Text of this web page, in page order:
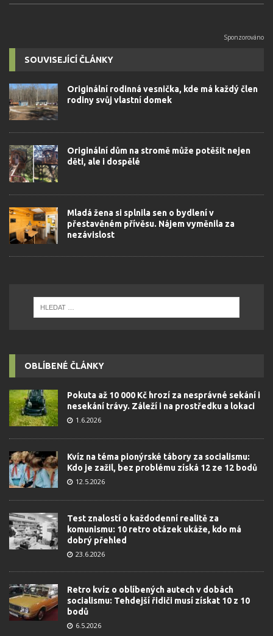
SOUVISEJÍCÍ ČLÁNKY
Originální rodinná vesnička, kde má každý člen
rodiny svůj vlastní domek
Originální dům na stromě může potěšit nejen
děti, ale i dospělé
Mladá žena si splnila sen o bydlení v
přestavěném přívěsu. Nájem vyměnila za
nezávislost
OBLÍBENÉ ČLÁNKY
Pokuta až 10 000 Kč hrozí za nesprávné sekání i
nesekání trávy. Záleží i na prostředku a lokaci
1.6.2026
Kvíz na téma pionýrské tábory za socialismu:
Kdo je zažil, bez problému získá 12 ze 12 bodů
12.5.2026
Test znalostí o každodenní realitě za
komunismu: 10 retro otázek ukáže, kdo má
dobrý přehled
23.6.2026
Retro kvíz o oblíbených autech v dobách
socialismu: Tehdejší řidiči musí získat 10 z 10
bodů
6.5.2026